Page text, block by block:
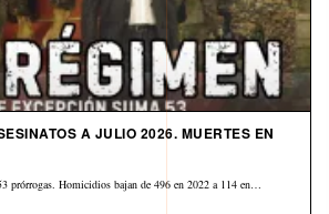
A JULIO 2026. MUERTES EN
prórrogas. Homicidios bajan de 496 en 2022 a 114 en…